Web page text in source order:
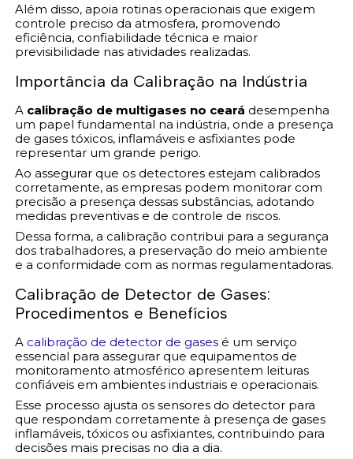
Além disso, apoia rotinas operacionais que exigem
controle preciso da atmosfera, promovendo
eficiência, confiabilidade técnica e maior
previsibilidade nas atividades realizadas.
Importância da Calibração na Indústria
A calibração de multigases no ceará desempenha
um papel fundamental na indústria, onde a presença
de gases tóxicos, inflamáveis e asfixiantes pode
representar um grande perigo.
Ao assegurar que os detectores estejam calibrados
corretamente, as empresas podem monitorar com
precisão a presença dessas substâncias, adotando
medidas preventivas e de controle de riscos.
Dessa forma, a calibração contribui para a segurança
dos trabalhadores, a preservação do meio ambiente
e a conformidade com as normas regulamentadoras.
Calibração de Detector de Gases:
Procedimentos e Benefícios
A calibração de detector de gases é um serviço
essencial para assegurar que equipamentos de
monitoramento atmosférico apresentem leituras
confiáveis em ambientes industriais e operacionais.
Esse processo ajusta os sensores do detector para
que respondam corretamente à presença de gases
inflamáveis, tóxicos ou asfixiantes, contribuindo para
decisões mais precisas no dia a dia.